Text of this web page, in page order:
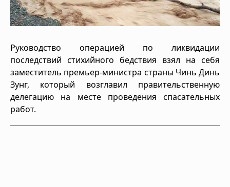
Руководство операцией по ликвидации
последствий стихийного бедствия взял на себя
заместитель премьер-министра страны Чинь Динь
Зунг, который возглавил правительственную
делегацию на месте проведения спасательных
работ.